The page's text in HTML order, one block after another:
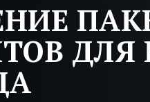
ДЛЯ